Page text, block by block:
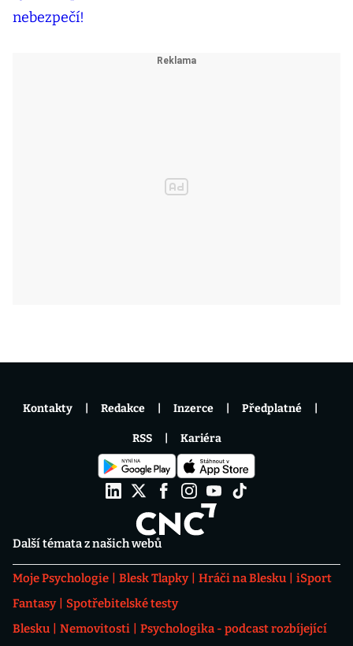
Další témata z našich webů
Moje Psychologie Blesk Tlapky Hráči na Blesku
iSport
Fantasy
Spotřebitelské testy
Blesku
Nemovitosti
Psychologika - podcast rozbíjející
Kontakty Redakce Inzerce Předplatné
RSS Kariéra